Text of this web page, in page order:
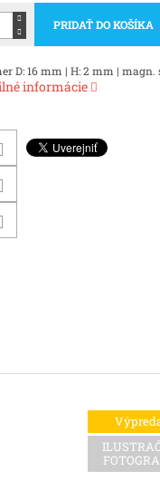
PRIDAŤ DO KOŠÍKA
D: 16 mm | H: 2 mm | magn.
informácie